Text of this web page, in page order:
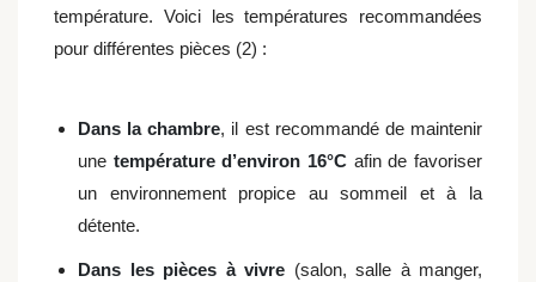
température. Voici les températures recommandées
pour différentes pièces (2) :
Dans la chambre, il est recommandé de maintenir
une température d’environ 16°C afin de favoriser
un environnement propice au sommeil et à la
détente.
Dans les pièces à vivre (salon, salle à manger,